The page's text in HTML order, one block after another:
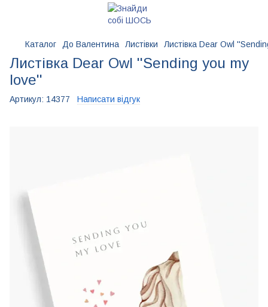
Каталог До Валентина Листівки Листівка Dear Owl
Листівка Dear Owl ''Sending you my
love''
Артикул: 14377 Написати відгук